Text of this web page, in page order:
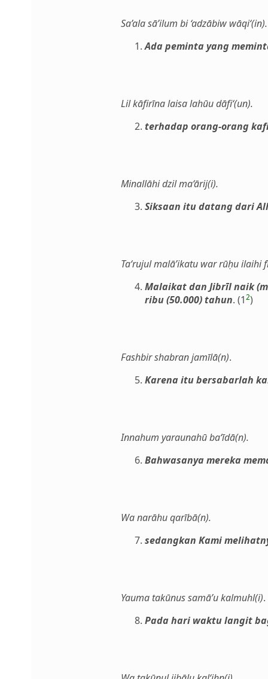
Sa’ala sā’ilum bi ‘adzābiw wāqi‘(in).
Ada peminta yang
Lil kāfirīna laisa lahūu dāfi‘(un).
terhadap orang-orang
Minallāhi dzil ma‘ārij(i).
Siksaan itu datang dari
Ta‘rujul malā’ikatu war rūḥu
Malaikat dan Jibrīl naik
ribu (50.000) tahun. (12)
Fashbir shabran jamīlā(n).
Karena itu bersabarlah
Innahum yaraunahū ba‘īdā(n).
Bahwasanya mereka
Wa narāhu qarībā(n).
sedangkan Kami
Yauma takūnus samā’u kalmuhl(i).
Pada hari waktu langit